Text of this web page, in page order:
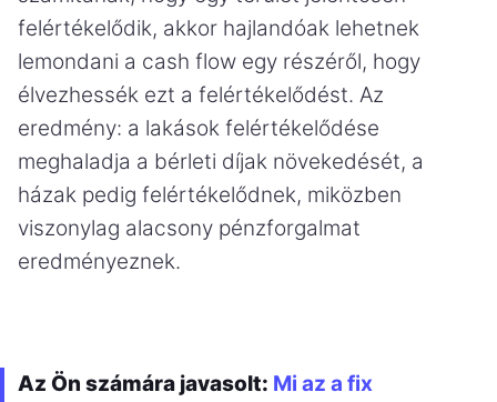
felértékelődik, akkor hajlandóak lehetnek
lemondani a cash flow egy részéről, hogy
élvezhessék ezt a felértékelődést. Az
eredmény: a lakások felértékelődése
meghaladja a bérleti díjak növekedését, a
házak pedig felértékelődnek, miközben
viszonylag alacsony pénzforgalmat
eredményeznek.
Az Ön számára javasolt: Mi az a fix